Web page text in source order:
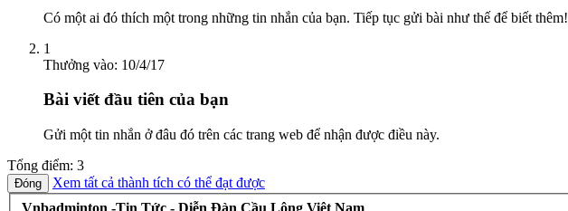
Có một ai đó thích một trong những tin nhắn của bạn. Tiếp tục gửi bài như thế để biết thêm!
1
Thưởng vào: 10/4/17
Bài viết đầu tiên của bạn
Gửi một tin nhắn ở đâu đó trên các trang web để nhận được điều này.
Tổng điểm: 3
Xem tất cả thành tích có thể đạt được
Vnbadminton -Tin Tức - Diễn Đàn Cầu Lông Việt Nam